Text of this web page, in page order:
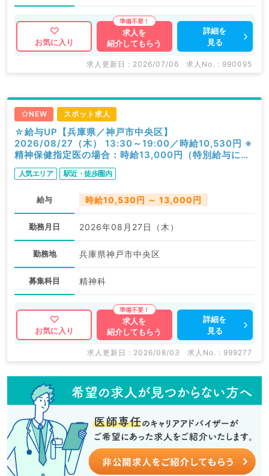
お気に入り
求人を
紹介してもらう
詳細を
見る
求人更新日 : 2026/07/06 求人No. : 990095
NEW スポット求人
☆給与UP【兵庫県／神戸市中央区】
2026/08/27（木） 13:30～19:00／時給10,530円 ※
精神保健指定医の場合：時給13,000円（特別給与につ
き歩合無し）／一般外来／精神科
人気エリア 駅近・徒歩圏内
給与 時給10,530円 ～ 13,000円
勤務月日 2026年08月27日（木）
勤務地 兵庫県神戸市中央区
募集科目 精神科
お気に入り
求人を
紹介してもらう
詳細を
見る
求人更新日 : 2026/08/03 求人No. : 999277